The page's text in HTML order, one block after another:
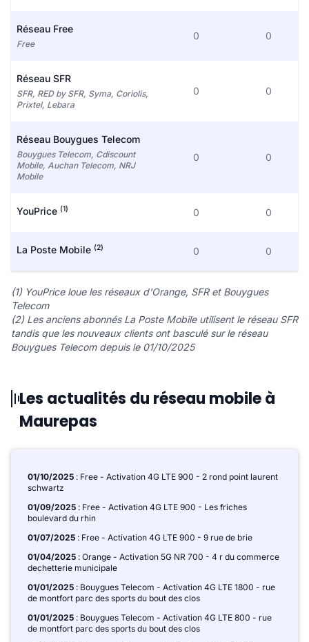
Réseau Free
Free
0 0
Réseau SFR
SFR, RED by SFR, Syma, Coriolis,
Prixtel, Lebara
0 0
Réseau Bouygues Telecom
Bouygues Telecom, Cdiscount
Mobile, Auchan Telecom, NRJ
Mobile
0 0
YouPrice (1) 0 0
La Poste Mobile (2) 0 0
(1) YouPrice loue les réseaux d'Orange, SFR et Bouygues
Telecom
(2) Les anciens abonnés La Poste Mobile utilisent le réseau SFR
tandis que les nouveaux clients ont basculé sur le réseau
Bouygues Telecom depuis le 01/10/2025
Les actualités du réseau mobile à
Maurepas
01/10/2025 : Free - Activation 4G LTE 900 - 2 rond point laurent
schwartz
01/09/2025 : Free - Activation 4G LTE 900 - Les friches
boulevard du rhin
01/07/2025 : Free - Activation 4G LTE 900 - 9 rue de brie
01/04/2025 : Orange - Activation 5G NR 700 - 4 r du commerce
dechetterie municipale
01/01/2025 : Bouygues Telecom - Activation 4G LTE 1800 - rue
de montfort parc des sports du bout des clos
01/01/2025 : Bouygues Telecom - Activation 4G LTE 800 - rue
de montfort parc des sports du bout des clos